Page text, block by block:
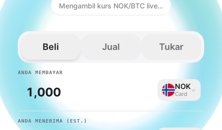
Mengambil kurs NOK/BTC live…
Beli Jual Tukar
ANDA MEMBAYAR
NOK
Card
ANDA MENERIMA (EST.)